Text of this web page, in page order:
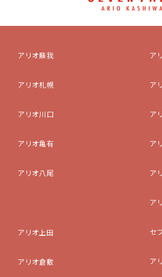
アリオ蘇我
アリオ札幌
アリオ川口
アリオ亀有
アリオ八尾
アリオ上田
アリオ倉敷
ア
ア
ア
ア
ア
ア
セ
ア